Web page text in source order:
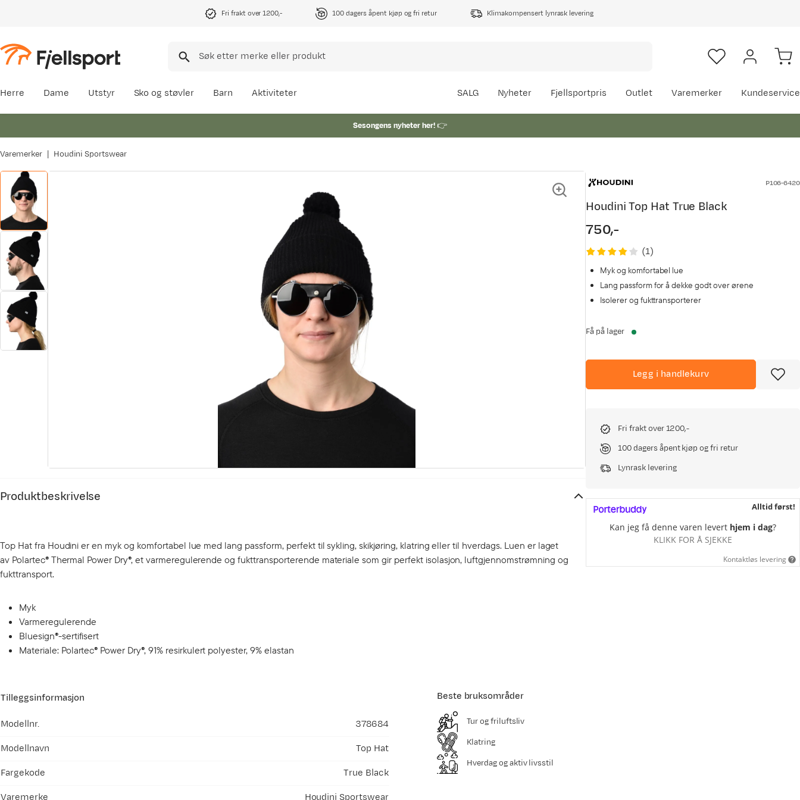
Fri frakt over 1200,- 100 dagers åpent kjøp og fri retur Klimakompensert lynrask levering
Herre Dame Utstyr Sko og støvler Barn Aktiviteter SALG Nyheter Fjellsportpris Outlet Varemerker Kundeservice
Sesongens nyheter her!👉
Varemerker Houdini Sportswear
Produktbeskrivelse
Top Hat fra Houdini er en myk og komfortabel lue med lang passform, perfekt til sykling, skikjøring, klatring eller til hverdags. Luen er laget
av Polartec® Thermal Power Dry®, et varmeregulerende og fukttransporterende materiale som gir perfekt isolasjon, luftgjennomstrømning og
fukttransport.
Myk
Varmeregulerende
Bluesign®-sertifisert
Materiale: Polartec® Power Dry®, 91% resirkulert polyester, 9% elastan
Tilleggsinformasjon
Modellnr.
378684
Modellnavn
Top Hat
Fargekode
True Black
Varemerke
Houdini Sportswear
Beste bruksområder
Tur og friluftsliv
Klatring
Hverdag og aktiv livsstil
P106-6420
Houdini Top Hat True Black
price
750,-
(1)
Myk og komfortabel lue
Lang passform for å dekke godt over ørene
Isolerer og fukttransporterer
Få på lager
Legg i handlekurv
Fri frakt over 1200,-
100 dagers åpent kjøp og fri retur
Lynrask levering
Alltid først!
Kan jeg få denne varen levert hjem i dag?
KLIKK FOR Å SJEKKE
Kontaktløs levering